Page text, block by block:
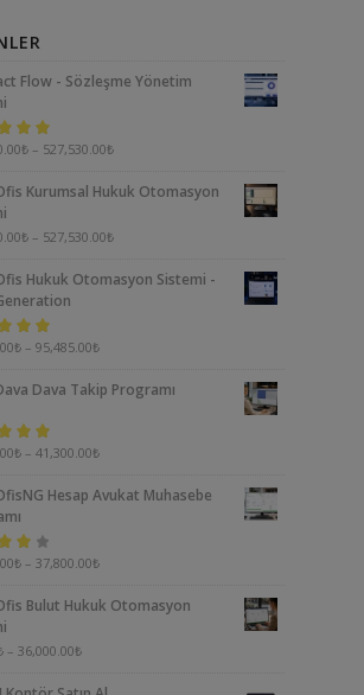
Flow - Sözleşme Yönetim
₺ – 527,530.00₺
Kurumsal Hukuk Otomasyon
₺ – 527,530.00₺
Hukuk Otomasyon Sistemi -
₺ –95,485.00₺
Dava Takip Programı
₺ –41,300.00₺
Hesap Avukat Muhasebe
₺ –37,800.00₺
Bulut Hukuk Otomasyon
–36,000.00₺